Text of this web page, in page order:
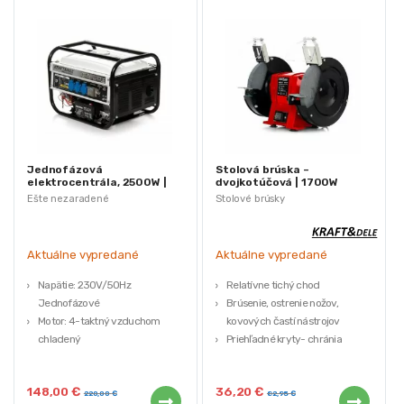
Ešte nezaradené
Jednofázová
elektrocentrála, 2500W |
KD114 (Výstavný kus)
Aktuálne vypredané
Napätie: 230V/50Hz
Jednofázové
Motor: 4-taktný vzduchom
chladený
Trvalý výkon generátora: 2200W
148,00€ 220,00€
Stolové brúsky
Stolová brúska –
dvojkotúčová | 1700W
(Výstavný kus)
Aktuálne vypredané
Relatívne tichý chod
Brúsenie, ostrenie nožov,
kovových častí nástrojov
Priehľadné kryty- chránia
Využite príležitosť a získajte kvalitné
36,20€ 82,95€